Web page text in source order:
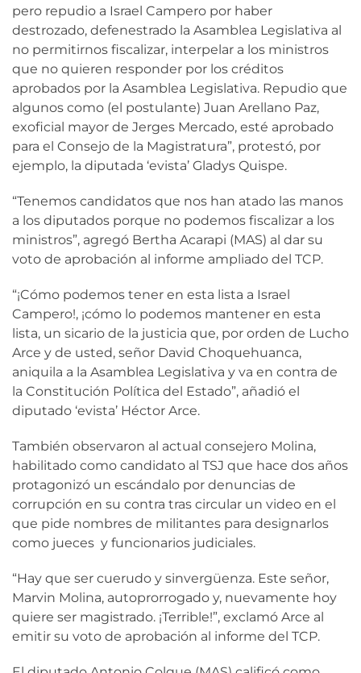
pero repudio a Israel Campero por haber
destrozado, defenestrado la Asamblea Legislativa al
no permitirnos fiscalizar, interpelar a los ministros
que no quieren responder por los créditos
aprobados por la Asamblea Legislativa. Repudio que
algunos como (el postulante) Juan Arellano Paz,
exoficial mayor de Jerges Mercado, esté aprobado
para el Consejo de la Magistratura”, protestó, por
ejemplo, la diputada ‘evista’ Gladys Quispe.
“Tenemos candidatos que nos han atado las manos
a los diputados porque no podemos fiscalizar a los
ministros”, agregó Bertha Acarapi (MAS) al dar su
voto de aprobación al informe ampliado del TCP.
“¡Cómo podemos tener en esta lista a Israel
Campero!, ¡cómo lo podemos mantener en esta
lista, un sicario de la justicia que, por orden de Lucho
Arce y de usted, señor David Choquehuanca,
aniquila a la Asamblea Legislativa y va en contra de
la Constitución Política del Estado”, añadió el
diputado ‘evista’ Héctor Arce.
También observaron al actual consejero Molina,
habilitado como candidato al TSJ que hace dos años
protagonizó un escándalo por denuncias de
corrupción en su contra tras circular un video en el
que pide nombres de militantes para designarlos
como jueces y funcionarios judiciales.
“Hay que ser cuerudo y sinvergüenza. Este señor,
Marvin Molina, autoprorrogado y, nuevamente hoy
quiere ser magistrado. ¡Terrible!”, exclamó Arce al
emitir su voto de aprobación al informe del TCP.